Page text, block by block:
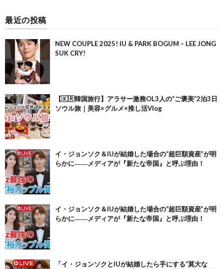
最近の投稿
NEW COUPLE 2025! IU & PARK BOGUM – LEE JONG
SUK CRY!
【🇰🇷韓国旅行】アラサー激務OL3人の“ご褒美”2泊3日
ソウル旅｜美容×グルメ×推し活Vlog
イ・ジョンソク＆IUが結婚した場合の“超巨額資産”が明
らかに――メディアが『新たな帝国』と呼ぶ理由！
イ・ジョンソク＆IUが結婚した場合の“超巨額資産”が明
らかに――メディアが『新たな帝国』と呼ぶ理由！
「イ・ジョンソクとIUが結婚したら手にする“莫大な